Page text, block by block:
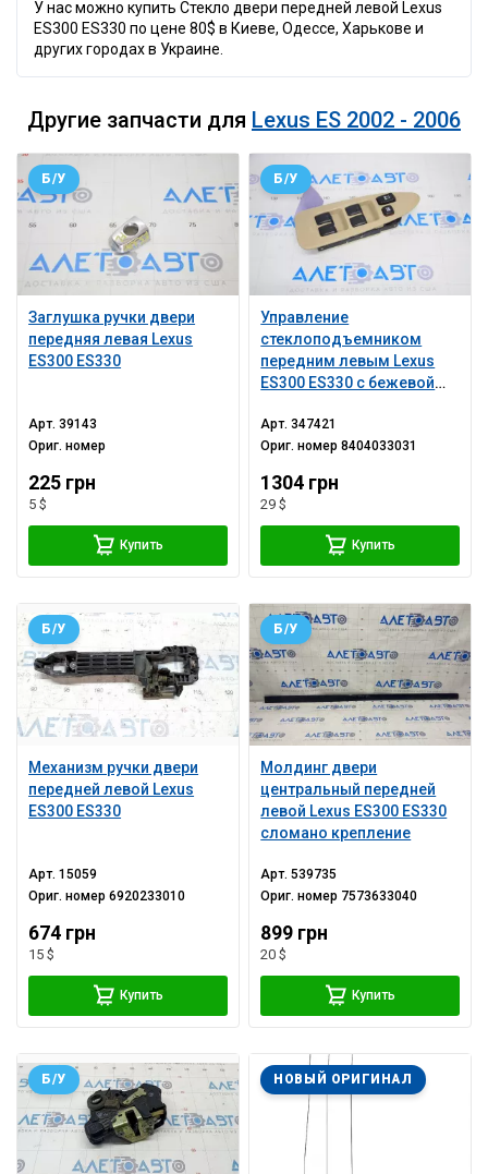
У нас можно купить Стекло двери передней левой Lexus
ES300 ES330 по цене 80$ в Киеве, Одессе, Харькове и
других городах в Украине.
Другие запчасти для Lexus ES 2002 - 2006
Заглушка ручки двери
передняя левая Lexus
ES300 ES330
Б/У
Арт.39143
Ориг. номер
225 грн
5 $
Купить
Управление
стеклоподъемником
передним левым Lexus
ES300 ES330 с бежевой
Б/У
Арт.347421
Ориг. номер8404033031
1304 грн
29 $
Купить
Механизм ручки двери
передней левой Lexus
ES300 ES330
Б/У
Арт.15059
Ориг. номер6920233010
674 грн
15 $
Купить
Молдинг двери
центральный передней
левой Lexus ES300 ES330
сломано крепление
Б/У
Арт.539735
Ориг. номер 7573633040
899 грн
20 $
Купить
Б/У НОВЫЙ ОРИГИНАЛ